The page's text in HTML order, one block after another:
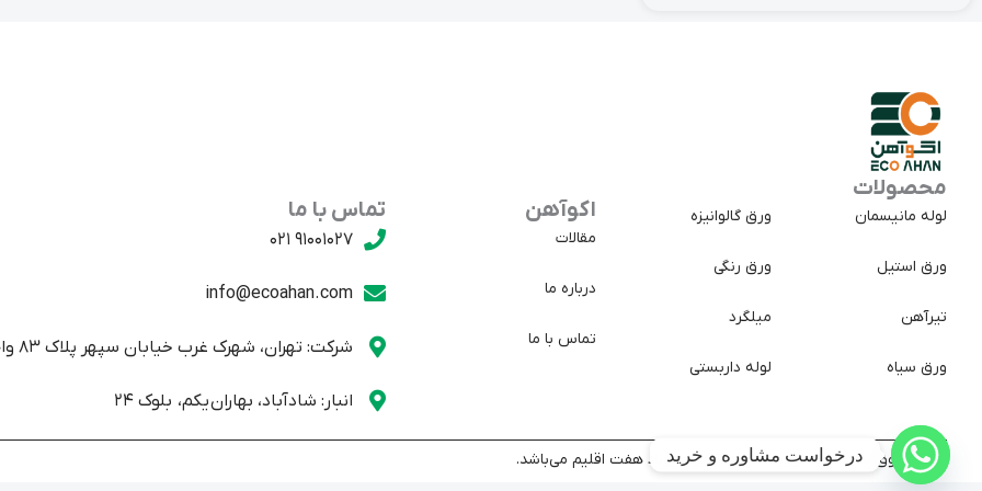
محصولات
لوله مانیسمان
ورق استیل
تیرآهن
ورق سیاه
ورق گالوانیزه
ورق رنگی
میلگرد
لوله داربستی
اکوآهن
مقالات
درباره ما
تماس با ما
تماس با ما
91001027 021
info@ecoahan.com
شرکت: تهران، شهرک غرب خیابان سپهر پلاک 83 واحد یک
انبار: شادآباد، بهاران یکم، بلوک 24
کلیه حقوق سایت متعلق به شرکت تجارت پولاد هفت اقلیم می‌باشد.
درخواست مشاوره و خرید